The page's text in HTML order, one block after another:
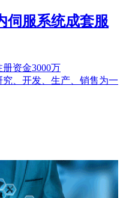
伺服系统成套服
资金3000万
、开发、生产、销售为一